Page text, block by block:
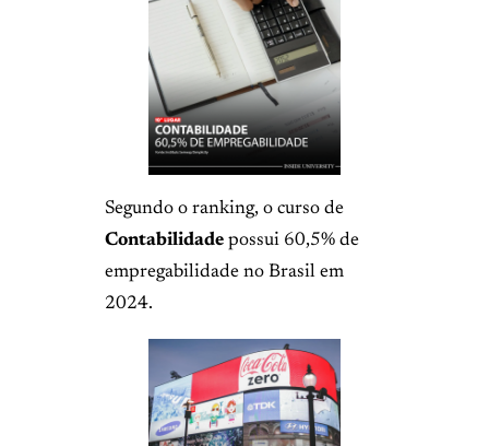
Segundo o ranking, o curso de
Contabilidade possui 60,5% de
empregabilidade no Brasil em
2024.